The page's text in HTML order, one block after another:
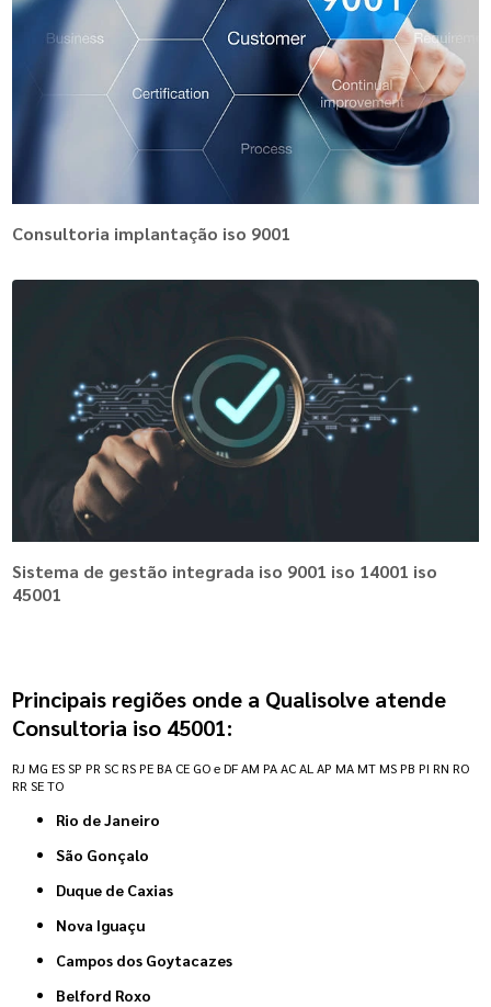
Consultoria implantação iso 9001
Sistema de gestão integrada iso 9001 iso 14001 iso
45001
Principais regiões onde a Qualisolve atende
Consultoria iso 45001:
RJ MG ES SP PR SC RS PE BA CE GO e DF AM PA AC AL AP MA MT MS PB PI RN RO
RR SE TO
Rio de Janeiro
São Gonçalo
Duque de Caxias
Nova Iguaçu
Campos dos Goytacazes
Belford Roxo